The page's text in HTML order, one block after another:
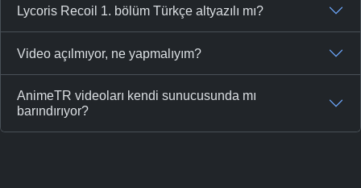
Lycoris Recoil 1. bölüm Türkçe altyazılı mı?
Video açılmıyor, ne yapmalıyım?
AnimeTR videoları kendi sunucusunda mı
barındırıyor?